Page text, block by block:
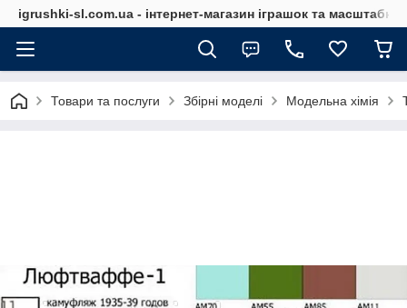
igrushki-sl.com.ua - інтернет-магазин іграшок та
Товари та послуги Збірні моделі Модельна хімія